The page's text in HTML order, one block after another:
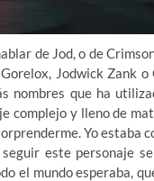
de Jod, o de
Jodwick Zank o
nombres que ha
complejo y lleno de
Yo estaba
este personaje
el mundo esperaba,